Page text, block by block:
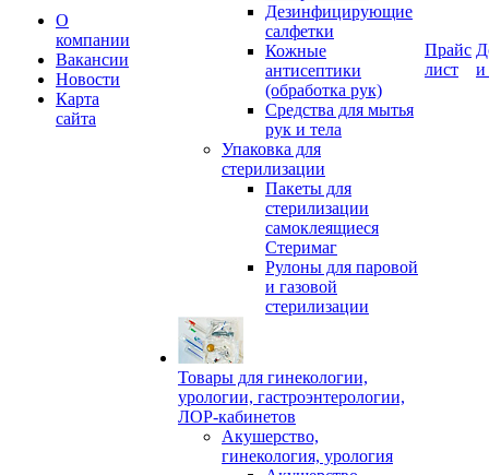
О
компании
Вакансии
Новости
Карта
сайта
Дезинфицирующие
салфетки
Кожные
антисептики
(обработка рук)
Средства для мытья
рук и тела
Упаковка для
стерилизации
Пакеты для
стерилизации
самоклеящиеся
Стеримаг
Рулоны для паровой
и газовой
стерилизации
Товары для гинекологии,
урологии, гастроэнтерологии,
ЛОР-кабинетов
Акушерство,
гинекология, урология
Прайс
лист
и